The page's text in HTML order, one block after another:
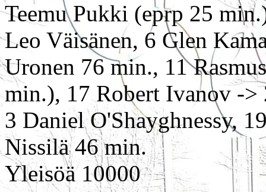
Teemu Pukki (eprp 25
Leo Väisänen, 6 Glen
Uronen 76 min., 11
min.), 17 Robert Ivanov -
3 Daniel O'Shayghnessy,
Nissilä 46 min.
Yleisöä 10000